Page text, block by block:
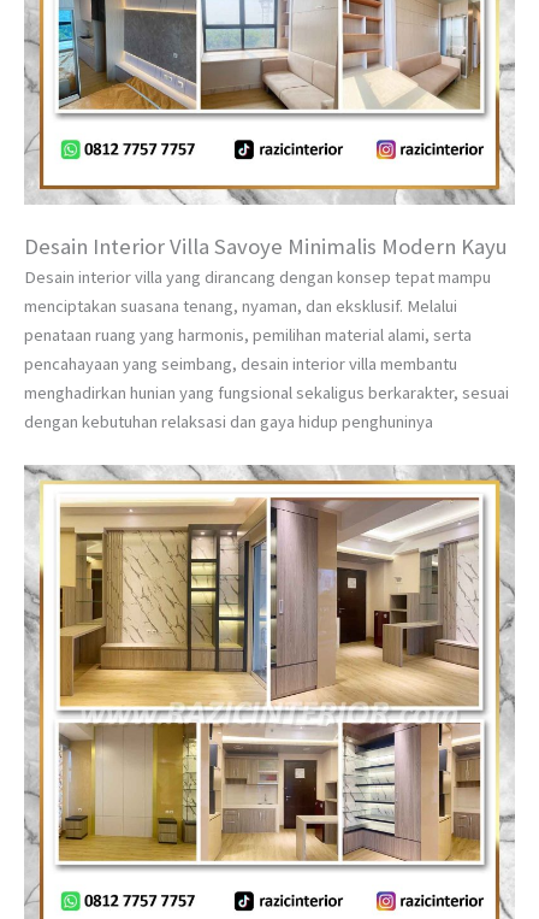
Desain Interior Villa Savoye Minimalis Modern Kayu
Desain interior villa yang dirancang dengan konsep tepat mampu
menciptakan suasana tenang, nyaman, dan eksklusif. Melalui
penataan ruang yang harmonis, pemilihan material alami, serta
pencahayaan yang seimbang, desain interior villa membantu
menghadirkan hunian yang fungsional sekaligus berkarakter, sesuai
dengan kebutuhan relaksasi dan gaya hidup penghuninya